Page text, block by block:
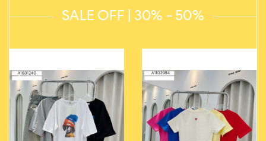
SALE OFF | 30% - 50%